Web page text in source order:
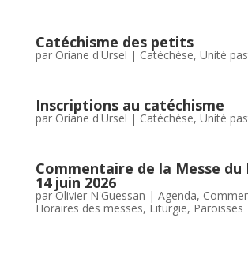
Catéchisme des petits
par Oriane d'Ursel | Catéchèse, Unité
Inscriptions au catéchisme
par Oriane d'Ursel | Catéchèse, Unité
Commentaire de la Messe du
14 juin 2026
parOlivier N'Guessan | Agenda,
Horaires des messes, Liturgie, Paroisses